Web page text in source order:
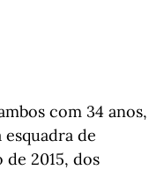
com 34 anos,
esquadra de
2015, dos